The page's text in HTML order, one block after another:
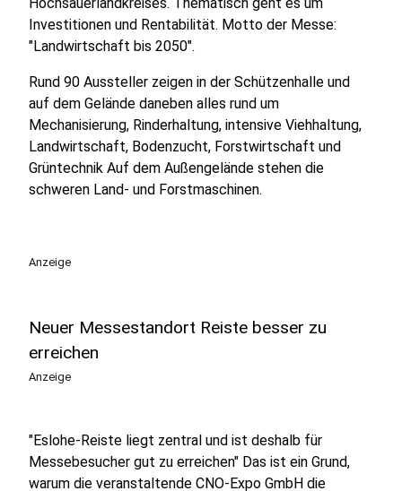
Investitionen und Rentabilität. Motto der Messe:
"Landwirtschaft bis 2050".
Rund 90 Aussteller zeigen in der Schützenhalle und
auf dem Gelände daneben alles rund um
Mechanisierung, Rinderhaltung, intensive Viehhaltung,
Landwirtschaft, Bodenzucht, Forstwirtschaft und
Grüntechnik Auf dem Außengelände stehen die
schweren Land- und Forstmaschinen.
Anzeige
Neuer Messestandort Reiste besser zu
erreichen
Anzeige
"Eslohe-Reiste liegt zentral und ist deshalb für
Messebesucher gut zu erreichen" Das ist ein Grund,
warum die veranstaltende CNO-Expo GmbH die